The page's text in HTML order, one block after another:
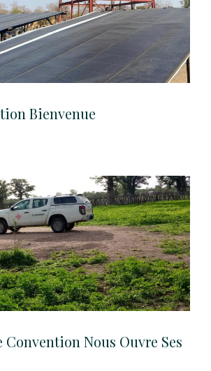
Bienvenue
Convention Nous Ouvre Ses